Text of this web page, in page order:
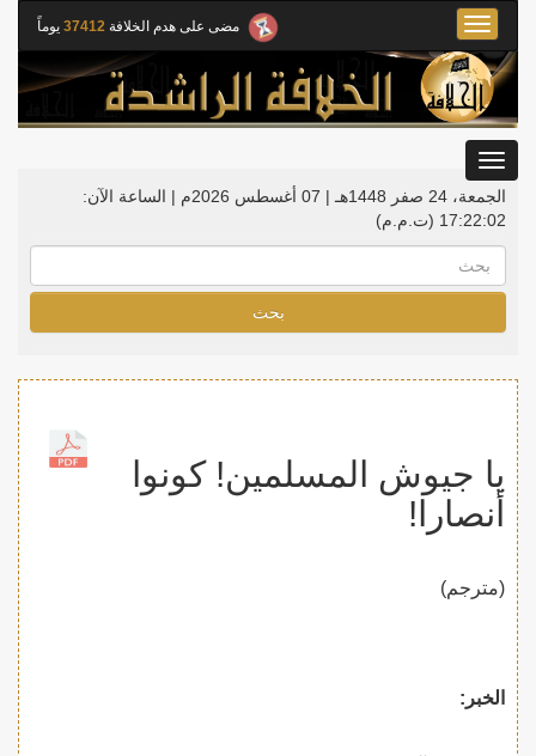
مضى على هدم الخلافة 37412 يوماً
Toggle
navigation
الجمعة، 24 صفر 1448هـ | 07 أغسطس 2026م |
الساعة الآن:
17:22:03 (ت.م.م)
بحث
يا جيوش المسلمين! كونوا
أنصارا!
(مترجم)
الخبر: